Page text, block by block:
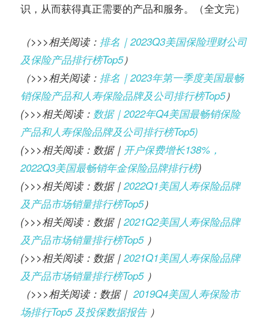
识，从而获得真正需要的产品和服务。（全文完）
（>>>相关阅读： 排名｜2023Q3美国保险理财公司
及保险产品排行榜Top5）
（>>>相关阅读： 排名｜2023年第一季度美国最畅
销保险产品和人寿保险品牌及公司排行榜Top5）
(>>>相关阅读： 数据｜2022年Q4美国最畅销保险
产品和人寿保险品牌及公司排行榜Top5)
(>>>相关阅读：数据｜ 开户保费增长138%，
2022Q3美国最畅销年金保险品牌排行榜)
(>>>相关阅读：数据｜ 2022Q1美国人寿保险品牌
及产品市场销量排行榜Top5）
(>>>相关阅读：数据｜ 2021Q2美国人寿保险品牌
及产品市场销量排行榜Top5）
(>>>相关阅读：数据｜ 2021Q1美国人寿保险品牌
及产品市场销量排行榜Top5）
（>>>相关阅读：数据｜ 2019Q4美国人寿保险市
场排行Top5 及投保数据报告）